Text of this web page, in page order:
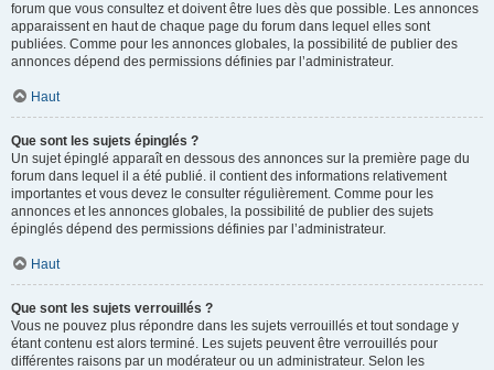
forum que vous consultez et doivent être lues dès que possible. Les annonces
apparaissent en haut de chaque page du forum dans lequel elles sont
publiées. Comme pour les annonces globales, la possibilité de publier des
annonces dépend des permissions définies par l’administrateur.
Haut
Que sont les sujets épinglés ?
Un sujet épinglé apparaît en dessous des annonces sur la première page du
forum dans lequel il a été publié. il contient des informations relativement
importantes et vous devez le consulter régulièrement. Comme pour les
annonces et les annonces globales, la possibilité de publier des sujets
épinglés dépend des permissions définies par l’administrateur.
Haut
Que sont les sujets verrouillés ?
Vous ne pouvez plus répondre dans les sujets verrouillés et tout sondage y
étant contenu est alors terminé. Les sujets peuvent être verrouillés pour
différentes raisons par un modérateur ou un administrateur. Selon les